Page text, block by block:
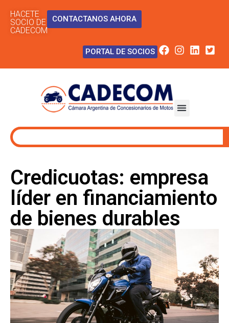
HACETE
SOCIO DE
CADECOM
CONTACTANOS AHORA
PORTAL DE SOCIOS
Credicuotas: empresa
líder en financiamiento
de bienes durables